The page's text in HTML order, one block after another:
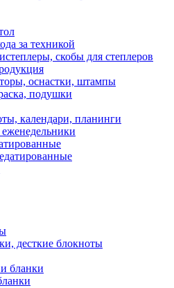
за техникой
скобы для степлеров
оснастки, штампы
подушки
календари, планинги
десткие блокноты
бланки